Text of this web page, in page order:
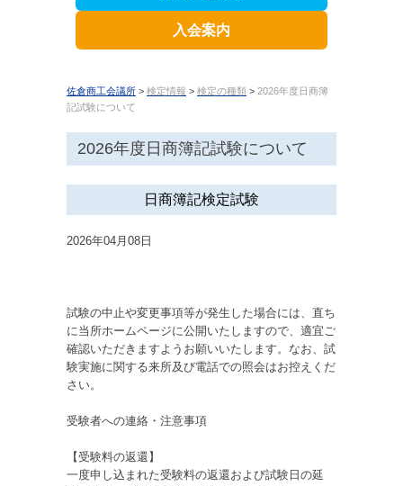
入会案内
佐倉商工会議所 > 検定情報 > 検定の種類 > 2026年度日商簿
記試験について
2026年度日商簿記試験について
日商簿記検定試験
2026年04月08日
試験の中止や変更事項等が発生した場合には、直ち
に当所ホームページに公開いたしますので、適宜ご
確認いただきますようお願いいたします。なお、試
験実施に関する来所及び電話での照会はお控えくだ
さい。
受験者への連絡・注意事項
【受験料の返還】
一度申し込まれた受験料の返還および試験日の延